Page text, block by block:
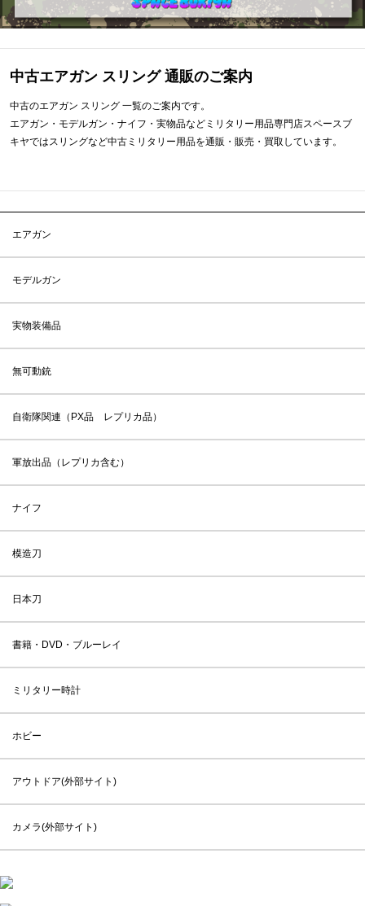
中古エアガン スリング 通販のご案内
中古のエアガン スリング 一覧のご案内です。
エアガン・モデルガン・ナイフ・実物品などミリタリー用品専門店スペースブ
キヤではスリングなど中古ミリタリー用品を通販・販売・買取しています。
エアガン
モデルガン
実物装備品
無可動銃
自衛隊関連（PX品 レプリカ品）
軍放出品（レプリカ含む）
ナイフ
模造刀
日本刀
書籍・DVD・ブルーレイ
ミリタリー時計
ホビー
アウトドア(外部サイト)
カメラ(外部サイト)